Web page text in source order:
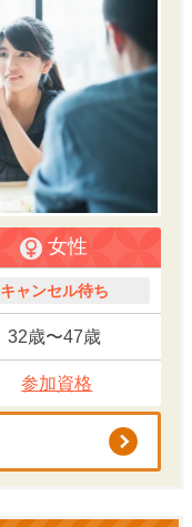
女性
キャンセル待ち
32歳〜47歳
参加資格